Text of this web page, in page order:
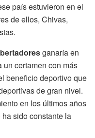
país estuvieron en el
de ellos, Chivas,
ganaría en
un certamen con más
beneficio deportivo que
de gran nivel.
en los últimos años
sido constante la